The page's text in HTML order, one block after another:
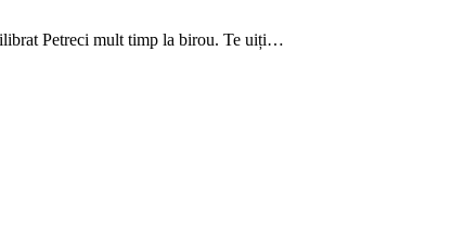
Petreci mult timp la birou. Te uiți…